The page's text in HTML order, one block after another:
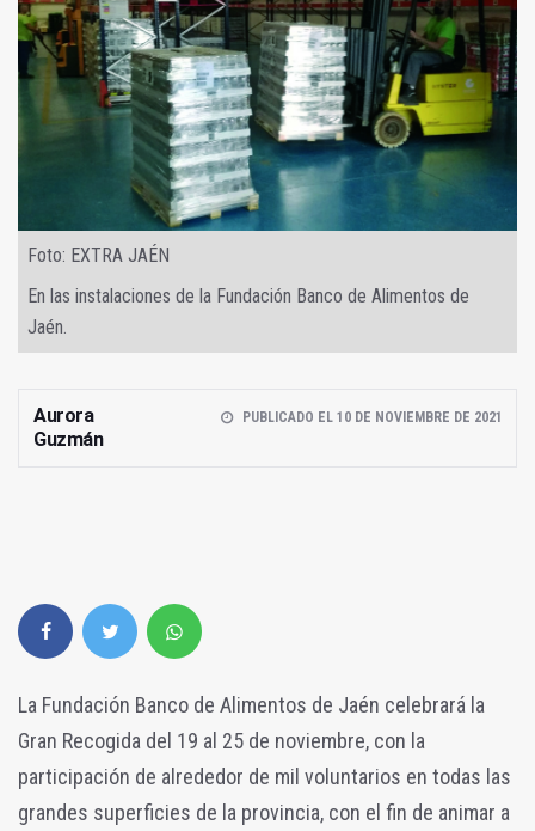
Foto: EXTRA JAÉN
En las instalaciones de la Fundación Banco de Alimentos de
Jaén.
Aurora
Guzmán
PUBLICADO EL 10 DE NOVIEMBRE DE 2021
La Fundación Banco de Alimentos de Jaén celebrará la
Gran Recogida del 19 al 25 de noviembre, con la
participación de alrededor de mil voluntarios en todas las
grandes superficies de la provincia, con el fin de animar a